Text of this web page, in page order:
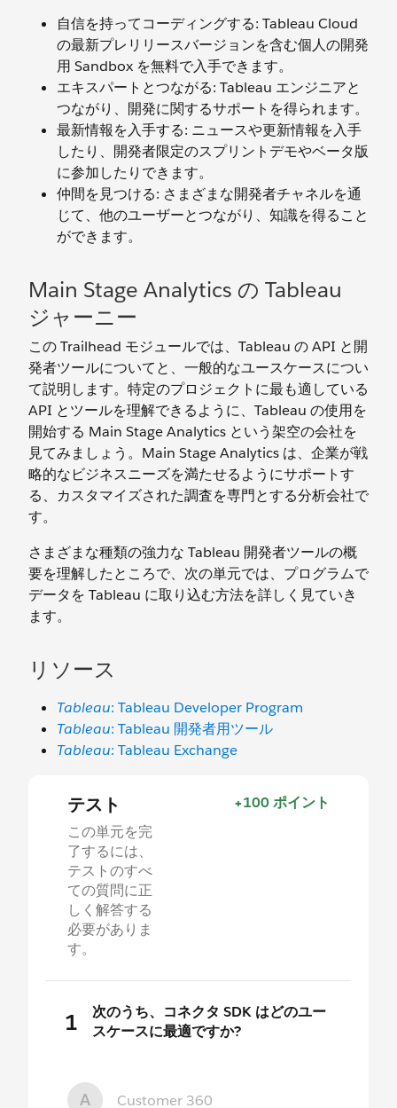
自信を持ってコーディングする: Tableau Cloud
の最新プレリリースバージョンを含む個人の開発
用 Sandbox を無料で入手できます。
エキスパートとつながる: Tableau エンジニアと
つながり、開発に関するサポートを得られます。
最新情報を入手する: ニュースや更新情報を入手
したり、開発者限定のスプリントデモやベータ版
に参加したりできます。
仲間を見つける: さまざまな開発者チャネルを通
じて、他のユーザーとつながり、知識を得ること
ができます。
Main Stage Analytics の Tableau
ジャーニー
この Trailhead モジュールでは、Tableau の API と開
発者ツールについてと、一般的なユースケースについ
て説明します。特定のプロジェクトに最も適している
API とツールを理解できるように、Tableau の使用を
開始する Main Stage Analytics という架空の会社を
見てみましょう。Main Stage Analytics は、企業が戦
略的なビジネスニーズを満たせるようにサポートす
る、カスタマイズされた調査を専門とする分析会社で
す。
さまざまな種類の強力な Tableau 開発者ツールの概
要を理解したところで、次の単元では、プログラムで
データを Tableau に取り込む方法を詳しく見ていき
ます。
リソース
Tableau: Tableau Developer Program
Tableau: Tableau 開発者用ツール
Tableau: Tableau Exchange